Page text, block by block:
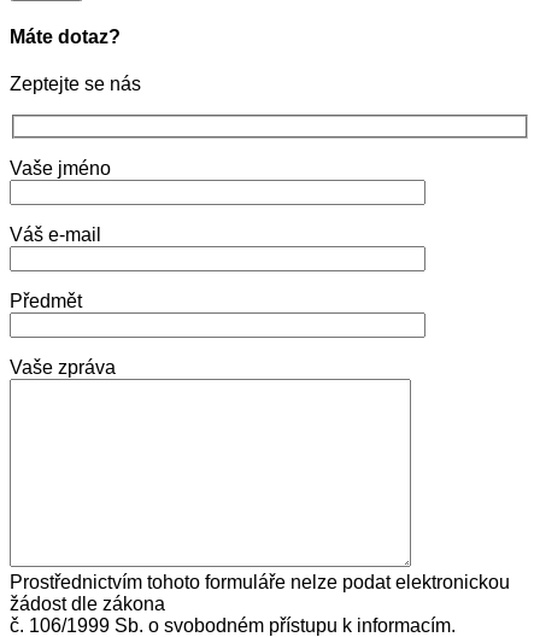
Máte dotaz?
Zeptejte se nás
Vaše jméno
Váš e-mail
Předmět
Vaše zpráva
Prostřednictvím tohoto formuláře nelze podat elektronickou
žádost dle zákona
č. 106/1999 Sb. o svobodném přístupu k informacím.